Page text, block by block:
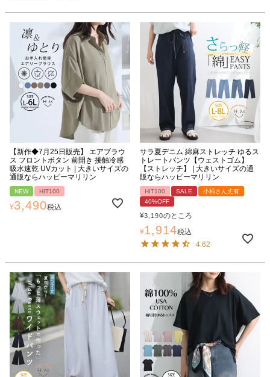
【新作◆7月25日販売】 エアブラウ
ス フロントボタン 前開き 接触冷感
吸水速乾 UVカット | 大きいサイズの
通販ならハッピーマリリン
NEW HIT100
¥3,490税込
サラ夏デニム 綿麻ストレッチ ゆるス
トレートパンツ【ウェストゴム】
【ストレッチ】 | 大きいサイズの通
販ならハッピーマリリン
HIT100 SALE
小柄さん丈有
40%OFF
¥3,190のところ
¥1,914税込
4.62